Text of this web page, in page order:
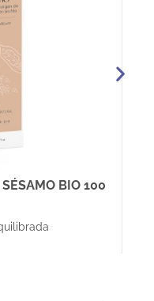
BIO 100